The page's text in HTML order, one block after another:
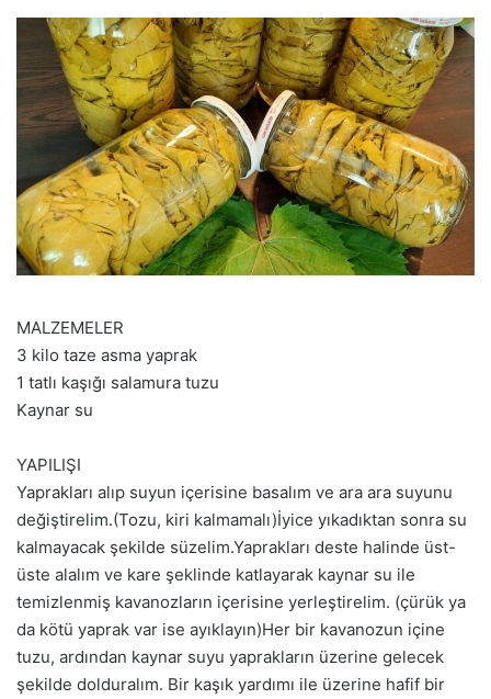
MALZEMELER
3 kilo taze asma yaprak
1 tatlı kaşığı salamura tuzu
Kaynar su
YAPILIŞI
Yaprakları alıp suyun içerisine basalım ve ara ara suyunu
değiştirelim.(Tozu, kiri kalmamalı)İyice yıkadıktan sonra su
kalmayacak şekilde süzelim.Yaprakları deste halinde üst-
üste alalım ve kare şeklinde katlayarak kaynar su ile
temizlenmiş kavanozların içerisine yerleştirelim. (çürük ya
da kötü yaprak var ise ayıklayın)Her bir kavanozun içine
tuzu, ardından kaynar suyu yaprakların üzerine gelecek
şekilde dolduralım. Bir kaşık yardımı ile üzerine hafif bir